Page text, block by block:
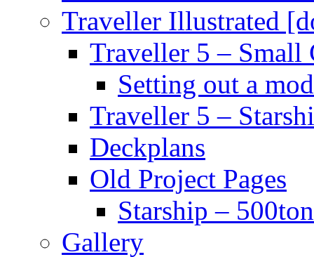
Traveller Illustrated
Traveller 5 – Small
Setting out a
Traveller 5 –
Deckplans
Old Project Pages
Starship –
Gallery